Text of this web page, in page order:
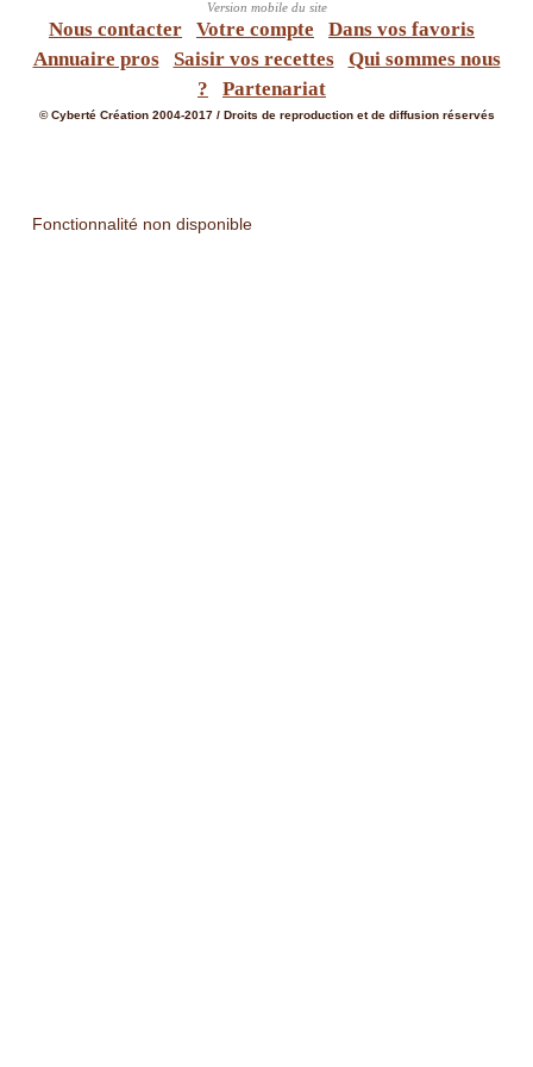
Fonctionnalité non disponible
Nous contacter Votre compte
Dans vos favoris
Annuaire pros
Saisir vos recettes
Qui sommes nous
?
Partenariat
© Cyberté Création 2004-2017 / Droits de reproduction et de diffusion réservés